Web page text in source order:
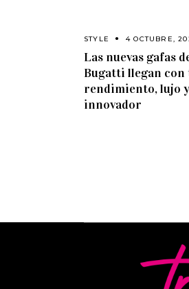
STYLE 4 OCTUBRE,
Las nuevas gafas
Bugatti llegan con
rendimiento, lujo
innovador